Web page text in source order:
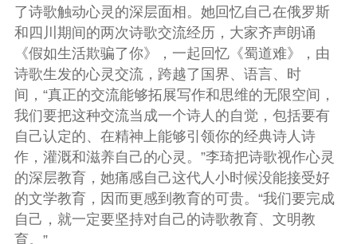
了诗歌触动心灵的深层面相。她回忆自己在俄罗斯
和四川期间的两次诗歌交流经历，大家齐声朗诵
《假如生活欺骗了你》，一起回忆《蜀道难》，由
诗歌生发的心灵交流，跨越了国界、语言、时
间，“真正的交流能够拓展写作和思维的无限空间，
我们要把这种交流当成一个诗人的自觉，包括要有
自己认定的、在精神上能够引领你的经典诗人诗
作，灌溉和滋养自己的心灵。”李琦把诗歌视作心灵
的深层教育，她痛感自己这代人小时候没能接受好
的文学教育，因而更感到教育的可贵。“我们要完成
自己，就一定要坚持对自己的诗歌教育、文明教
育。”